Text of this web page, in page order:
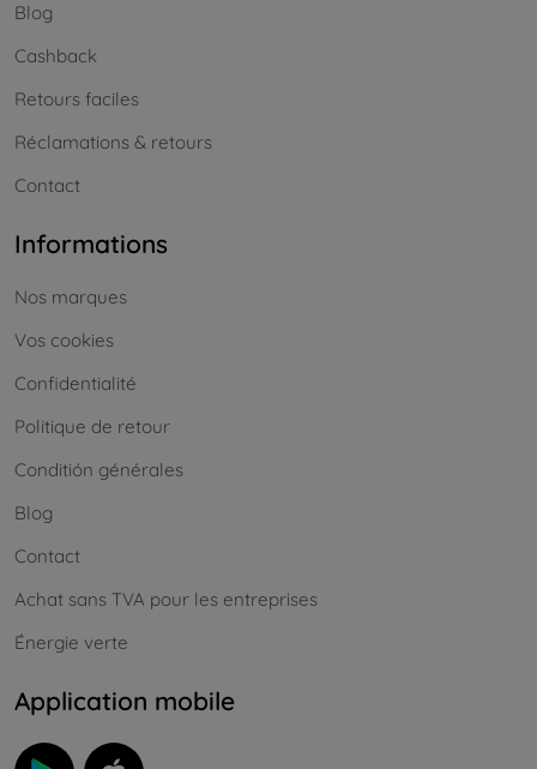
Blog
Cashback
Retours faciles
Réclamations & retours
Contact
Informations
Nos marques
Vos cookies
Confidentialité
Politique de retour
Conditión générales
Blog
Contact
Achat sans TVA pour les entreprises
Énergie verte
Application mobile